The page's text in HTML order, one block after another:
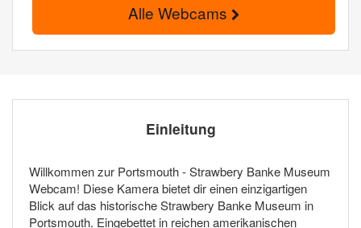
Alle Webcams
Einleitung
Willkommen zur Portsmouth - Strawbery Banke Museum
Webcam! Diese Kamera bietet dir einen einzigartigen
Blick auf das historische Strawbery Banke Museum in
Portsmouth. Eingebettet in reichen amerikanischen